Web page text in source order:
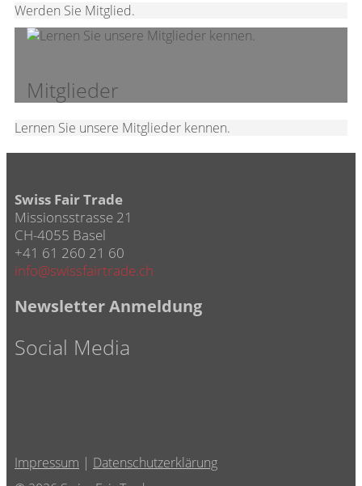
Werden Sie Mitglied.
Mitglieder
Lernen Sie unsere Mitglieder kennen.
Swiss Fair Trade
Missionsstrasse 21
CH-4055 Basel
+41 61 260 21 60
info@swissfairtrade.ch
Newsletter Anmeldung
Social Media
Impressum | Datenschutzerklärung